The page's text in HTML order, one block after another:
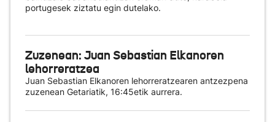
portugesek ziztatu egin dutelako.
Zuzenean: Juan Sebastian Elkanoren
lehorreratzea
Juan Sebastian Elkanoren lehorreratzearen antzezpena
zuzenean Getariatik, 16:45etik aurrera.